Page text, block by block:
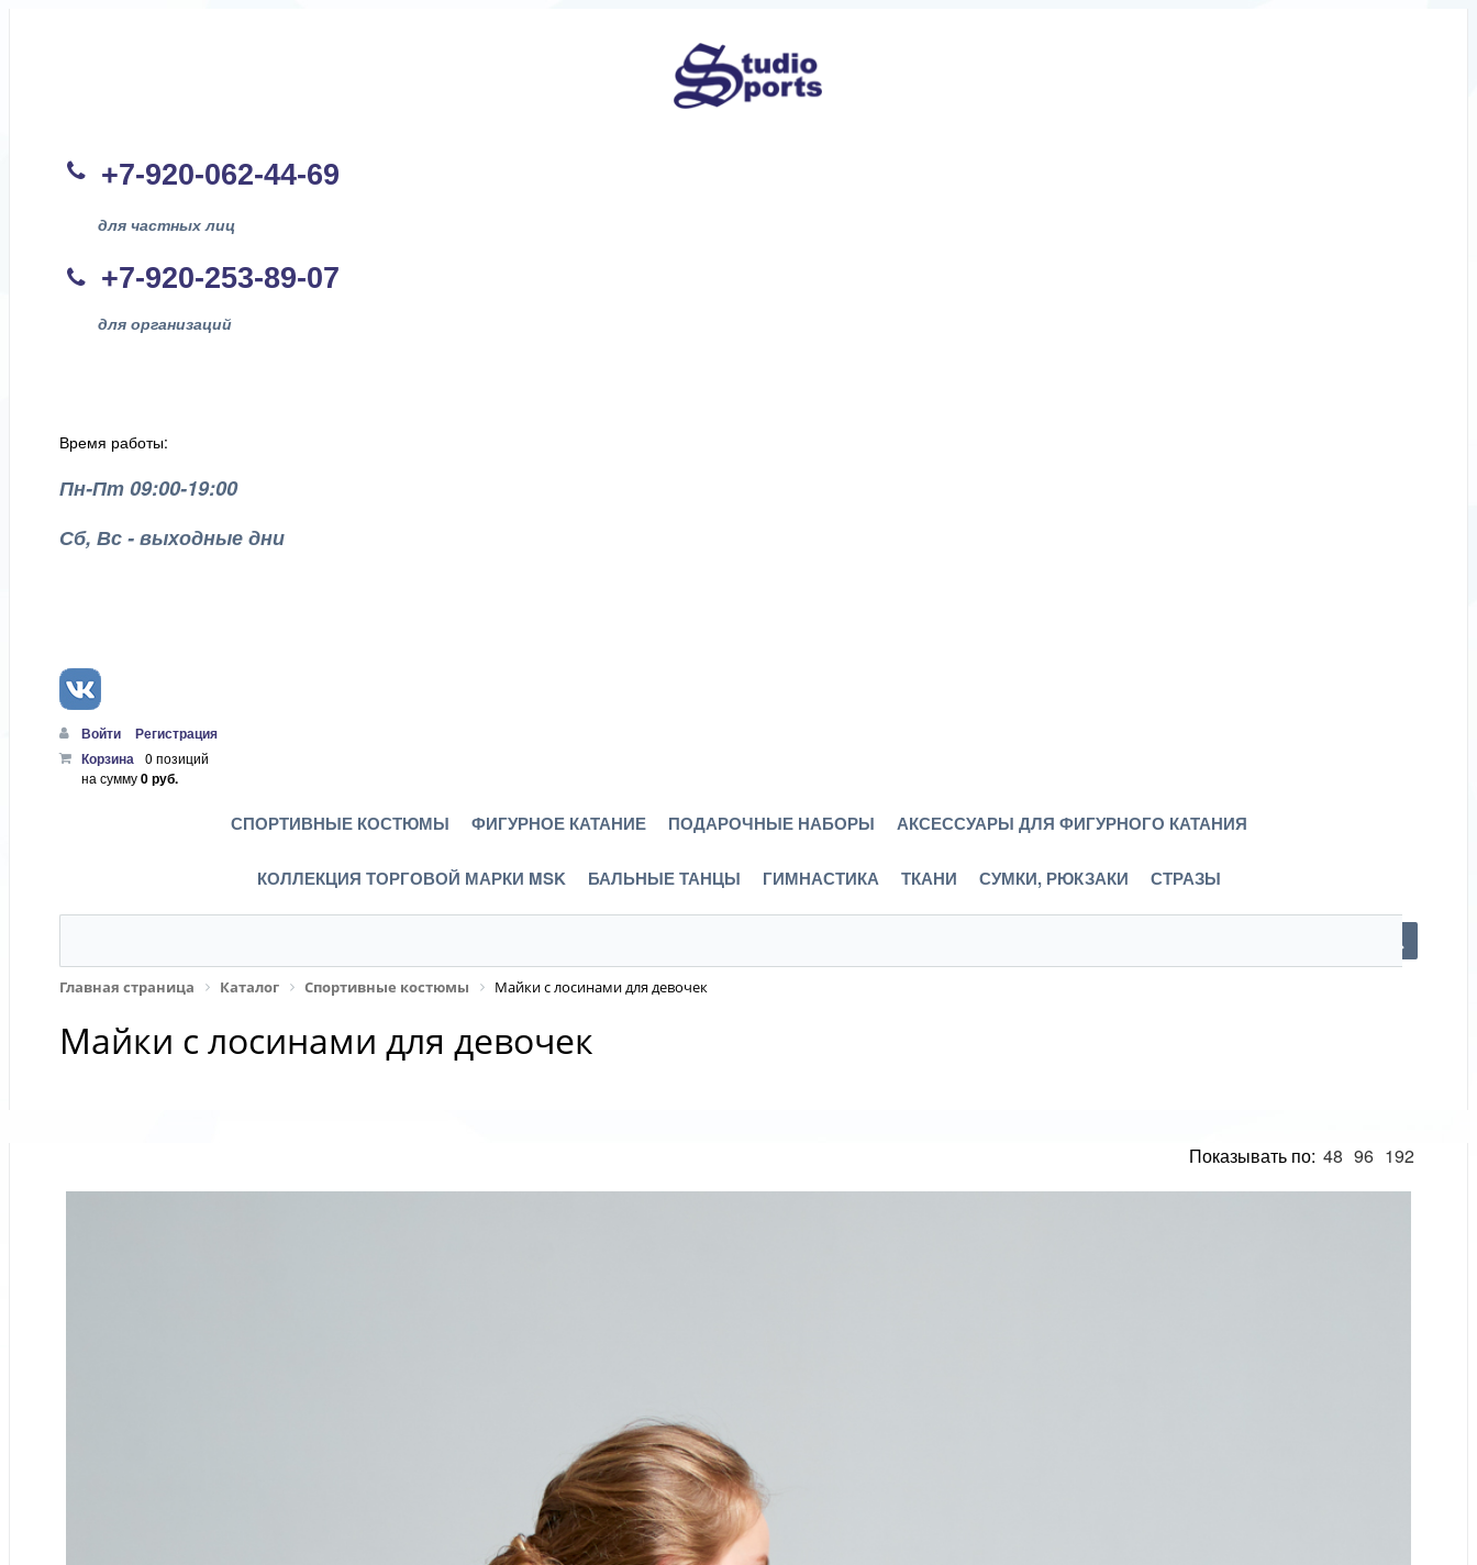
+7-920-062-44-69
для частных лиц
+7-920-253-89-07
для организаций
Время работы:
Пн-Пт 09:00-19:00
Сб, Вс - выходные дни
Войти
Регистрация
Корзина 0 позиций
на сумму0 руб.
СПОРТИВНЫЕ КОСТЮМЫ ФИГУРНОЕ КАТАНИЕ ПОДАРОЧНЫЕ НАБОРЫ АКСЕССУАРЫ ДЛЯ ФИГУРНОГО КАТАНИЯ
КОЛЛЕКЦИЯ ТОРГОВОЙ МАРКИ MSK БАЛЬНЫЕ ТАНЦЫ ГИМНАСТИКА ТКАНИ СУМКИ, РЮКЗАКИ СТРАЗЫ
Главная страница Каталог Спортивные костюмы Майки с лосинами для девочек
Майки с лосинами для девочек
Показывать по: 48 96 192